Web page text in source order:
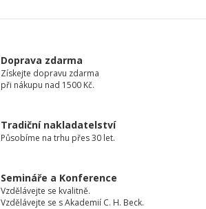
Doprava zdarma
Získejte dopravu zdarma
při nákupu nad 1500 Kč.
Tradiční nakladatelství
Působíme na trhu přes 30 let.
Semináře a Konference
Vzdělávejte se kvalitně.
Vzdělávejte se s Akademií C. H. Beck.